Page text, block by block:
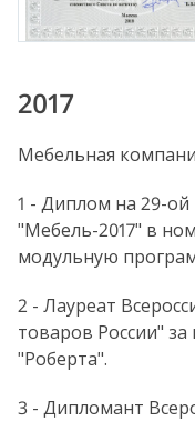
2017
Мебельная
1 - Диплом на 29-
"Мебель-2017" в
модульную
2 - Лауреат
товаров России"
"Роберта".
3 - Дипломант